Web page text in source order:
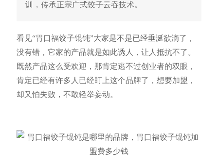
训，传承正宗广式饺子云吞技术。
看见“胃口福饺子馄饨”大家是不是已经垂涎欲滴了，
没有错，它家的产品就是如此诱人，让人抵抗不了。
既然产品这么受欢迎，那肯定逃不过创业者的双眼，
肯定已经有许多人已经盯上这个品牌了，想要加盟，
却又怕失败，不敢轻举妄动。